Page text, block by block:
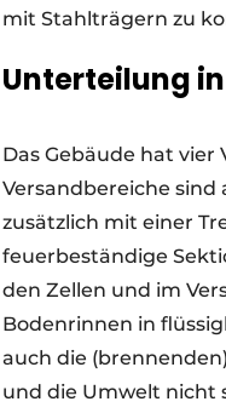
mit Stahlträgern zu
Unterteilung
Das Gebäude hat vier
Versandbereiche
zusätzlich mit einer
feuerbeständige
den Zellen und im
Bodenrinnen in
auch die
und die Umwelt nicht